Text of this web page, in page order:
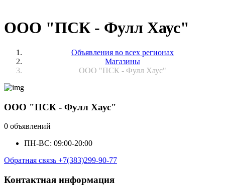
ООО "ПСК - Фулл Хаус"
Объявления во всех регионах
Магазины
ООО "ПСК - Фулл Хаус"
ООО "ПСК - Фулл Хаус"
0 объявлений
ПН-ВС: 09:00-20:00
Обратная связь +7(383)299-90-77
Контактная информация